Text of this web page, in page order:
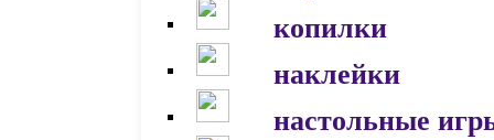
копилки
наклейки
настольные